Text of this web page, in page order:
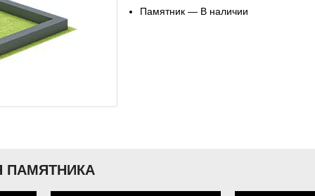
Памятник — В наличии
ПАМЯТНИКА